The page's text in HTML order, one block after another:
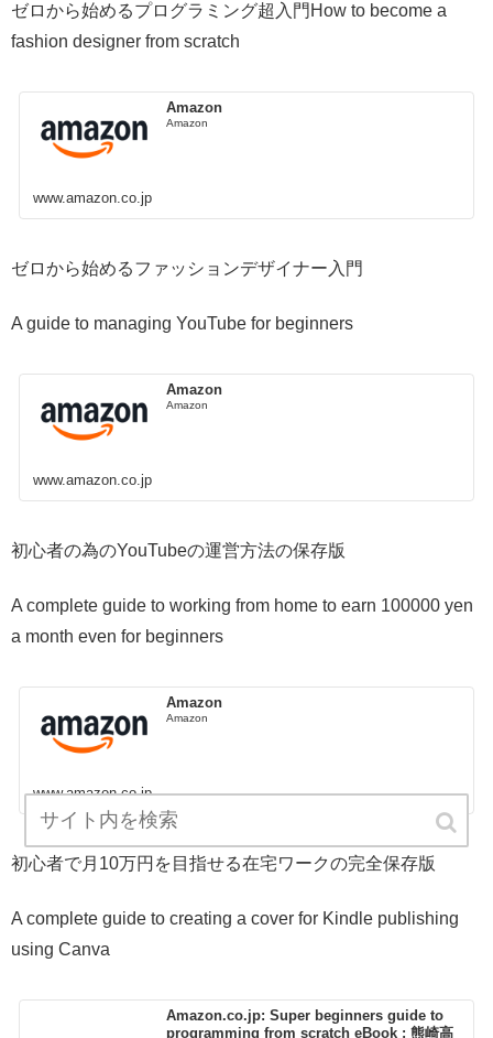
ゼロから始めるプログラミング超入門How to become a
fashion designer from scratch
Amazon
Amazon
www.amazon.co.jp
ゼロから始めるファッションデザイナー入門
A guide to managing YouTube for beginners
Amazon
Amazon
www.amazon.co.jp
初心者の為のYouTubeの運営方法の保存版
A complete guide to working from home to earn 100000 yen
a month even for beginners
Amazon
Amazon
www.amazon.co.jp
初心者で月10万円を目指せる在宅ワークの完全保存版
A complete guide to creating a cover for Kindle publishing
using Canva
Amazon.co.jp: Super beginners guide to
programming from scratch eBook : 熊崎高